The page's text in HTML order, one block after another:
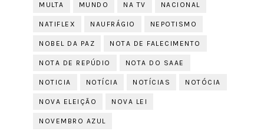
MULTA MUNDO NA TV NACIONAL
NATIFLEX NAUFRÁGIO NEPOTISMO
NOBEL DA PAZ NOTA DE FALECIMENTO
NOTA DE REPÚDIO NOTA DO SAAE
NOTICIA NOTÍCIA NOTÍCIAS NOTÓCIA
NOVA ELEIÇÃO NOVA LEI
NOVEMBRO AZUL